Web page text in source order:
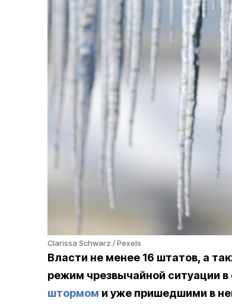
Clarissa Schwarz / Pexels
Власти не менее 16 штатов, а
режим чрезвычайной ситуации в
штормом и уже пришедшими в